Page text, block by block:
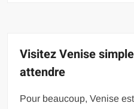
Visitez Venise
attendre
Pour beaucoup, Venise